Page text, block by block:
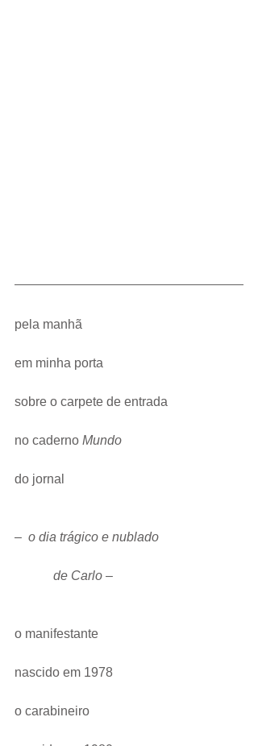
pela manhã
em minha porta
sobre o carpete de entrada
no caderno Mundo
do jornal
– o dia trágico e nublado
            de Carlo
–
o manifestante
nascido em 1978
o carabineiro